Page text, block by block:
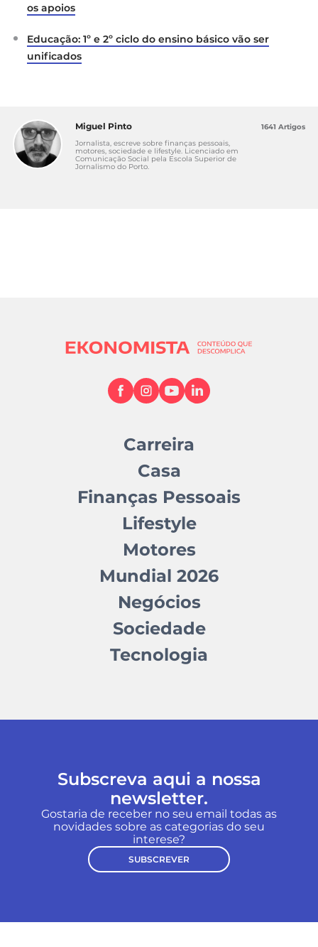
os apoios
Educação: 1º e 2º ciclo do ensino básico vão ser
unificados
Miguel Pinto
Jornalista, escreve sobre finanças pessoais,
motores, sociedade e lifestyle. Licenciado em
Comunicação Social pela Escola Superior de
Jornalismo do Porto.
1641 Artigos
Carreira
Casa
Finanças Pessoais
Lifestyle
Motores
Mundial 2026
Negócios
Sociedade
Tecnologia
Subscreva aqui a nossa
newsletter.
Gostaria de receber no seu email todas as
novidades sobre as categorias do seu
interese?
SUBSCREVER